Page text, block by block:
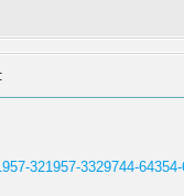
321957-3329744-